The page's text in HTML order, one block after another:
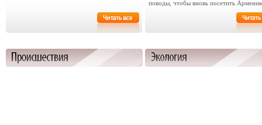
поводы, чтобы вновь посетить